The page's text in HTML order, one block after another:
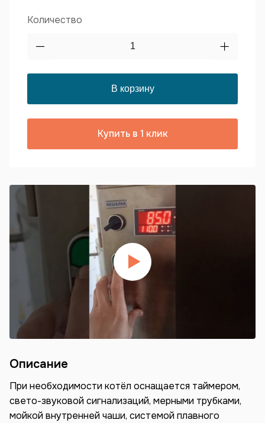
Количество
Купить в 1 клик
Описание
При необходимости котёл оснащается таймером,
свето-звуковой сигнализаций, мерными трубками,
мойкой внутренней чаши, системой плавного